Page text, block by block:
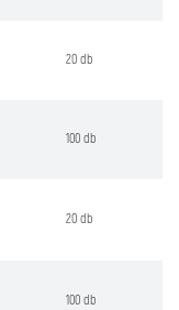
20 db
100 db
20 db
100 db